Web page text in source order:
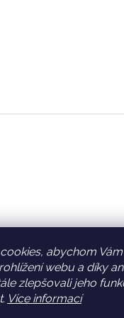
abychom
webu a díky
zlepšovali jeho
Více informací